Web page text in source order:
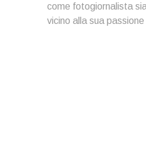
come fotogiornalista
vicino alla sua